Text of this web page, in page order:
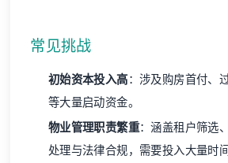
常见挑战
初始资本投入高：涉及购房首付、
等大量启动资金。
物业管理职责繁重：涵盖租户筛选
处理与法律合规，需要投入大量时间